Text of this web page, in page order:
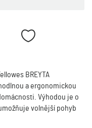
BREYTA
a ergonomickou
Výhodou je o
volnější pohyb